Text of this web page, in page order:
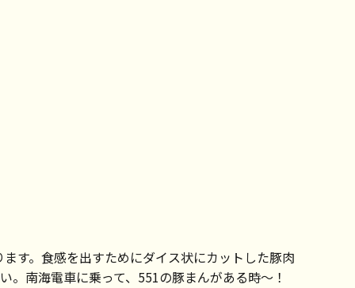
す。食感を出すためにダイス状にカットした豚肉
南海電車に乗って、551の豚まんがある時～！